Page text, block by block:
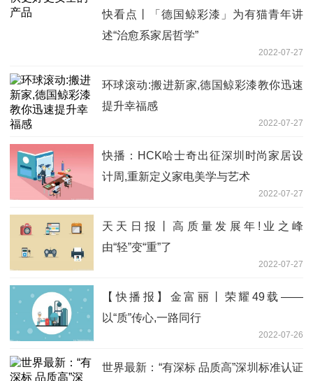
快看点丨「德国鲸彩漆」为有猫青年讲
述“治愈系家居哲学”
2022-07-27
环球滚动:搬进新家,德国鲸彩漆教你迅速
提升幸福感
2022-07-27
快播：HCK哈士奇出征深圳时尚家居设
计周,重新定义家电美学与艺术
2022-07-27
天天日报丨高质量发展年!业之峰
由“轻”变“重”了
2022-07-27
【快播报】金富丽丨荣耀49载——
以“质”传心,一路同行
2022-07-26
世界最新：“有深标 品质高”深圳标准认证